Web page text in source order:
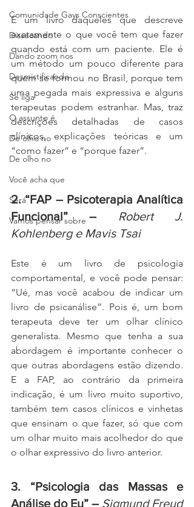
Comunidade Gays Conscientes
Dissecando
Dando zoom nos
Desmistificando
Se liga
O assunto é
De olho no
De olho no
Você acha que
Será
Vamos pensar sobre
É um livro daqueles que descreve
exatamente o que você tem que fazer
quando está com um paciente. Ele é
um método um pouco diferente para
quem se formou no Brasil, porque tem
uma pegada mais expressiva e alguns
terapeutas podem estranhar. Mas, traz
descrições detalhadas de casos
clínicos, explicações teóricas e um
“como fazer” e “porque fazer”.
2. “FAP – Psicoterapia Analítica
Funcional” –
Robert J.
Kohlenberg e Mavis Tsai
Este é um livro de psicologia
comportamental, e você pode pensar:
“Ué, mas você acabou de indicar um
livro de psicanálise”. Pois é, um bom
terapeuta deve ter um olhar clínico
generalista. Mesmo que tenha a sua
abordagem é importante conhecer o
que outras abordagens estão dizendo.
E a FAP, ao contrário da primeira
indicação, é um livro muito suportivo,
também tem casos clínicos e vinhetas
que ensinam o que fazer, só que com
um olhar muito mais acolhedor do que
o olhar expressivo do livro anterior.
3. “Psicologia das Massas e
Análise do Eu” –
Sigmund Freud